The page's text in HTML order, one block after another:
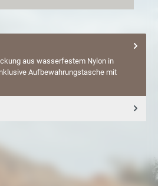
aus wasserfestem Nylon in
Aufbewahrungstasche mit